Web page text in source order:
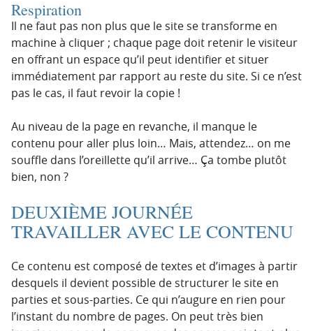
Respiration
Il ne faut pas non plus que le site se transforme en
machine à cliquer ; chaque page doit retenir le visiteur
en offrant un espace qu’il peut identifier et situer
immédiatement par rapport au reste du site. Si ce n’est
pas le cas, il faut revoir la copie !
Au niveau de la page en revanche, il manque le
contenu pour aller plus loin… Mais, attendez… on me
souffle dans l’oreillette qu’il arrive… Ça tombe plutôt
bien, non ?
DEUXIÈME JOURNÉE
TRAVAILLER AVEC LE CONTENU
Ce contenu est composé de textes et d’images à partir
desquels il devient possible de structurer le site en
parties et sous-parties. Ce qui n’augure en rien pour
l’instant du nombre de pages. On peut très bien